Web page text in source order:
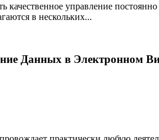
качественное управление
в нескольких...
Данных в Электронном